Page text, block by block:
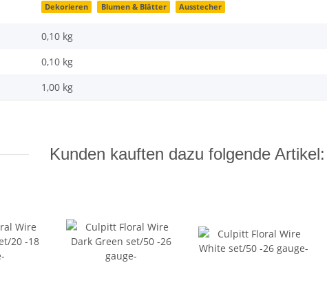
Dekorieren Blumen & Blätter Ausstecher
0,10 kg
0,10 kg
1,00 kg
Kunden kauften dazu folgende Artikel: